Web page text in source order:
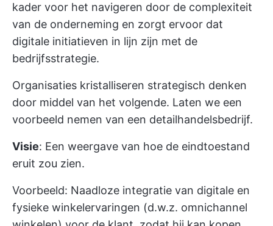
kader voor het navigeren door de complexiteit
van de onderneming en zorgt ervoor dat
digitale initiatieven in lijn zijn met de
bedrijfsstrategie.
Organisaties kristalliseren strategisch denken
door middel van het volgende. Laten we een
voorbeeld nemen van een detailhandelsbedrijf.
Visie: Een weergave van hoe de eindtoestand
eruit zou zien.
Voorbeeld: Naadloze integratie van digitale en
fysieke winkelervaringen (d.w.z. omnichannel